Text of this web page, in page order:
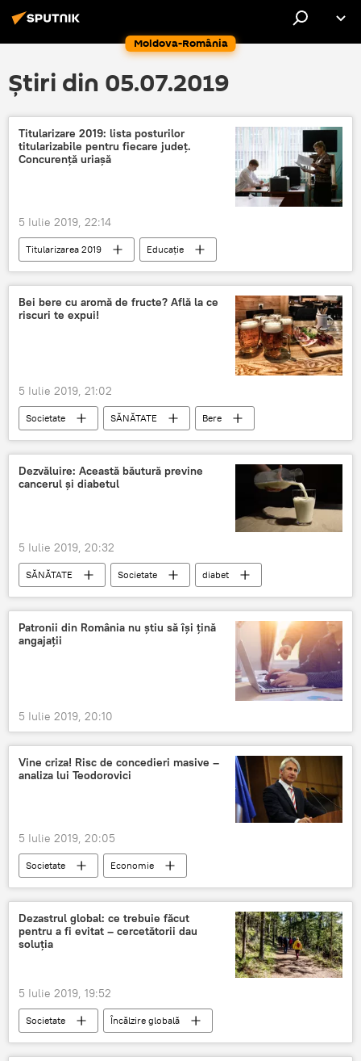
Moldova-România
Știri din 05.07.2019
Titularizare 2019: lista posturilor
titularizabile pentru fiecare județ.
Concurență uriașă
5 Iulie 2019, 22:14
Titularizarea 2019
Educație
Societate
Titularizarea
profesori
Angajare
posturi educație Școala
Bei bere cu aromă de fructe? Află la ce
riscuri te expui!
5 Iulie 2019, 21:02
Societate SĂNĂTATE
Bere
Fructe
Dezvăluire: Această băutură previne
cancerul și diabetul
5 Iulie 2019, 20:32
SĂNĂTATE Societate
diabet
Cancer
Patronii din România nu știu să își țină
angajații
5 Iulie 2019, 20:10
Vine criza! Risc de concedieri masive –
analiza lui Teodorovici
5 Iulie 2019, 20:05
Societate
Economie
Eugen Teodorovici
Criza
Dezastrul global: ce trebuie făcut
pentru a fi evitat – cercetătorii dau
soluţia
5 Iulie 2019, 19:52
Societate Încălzire globală